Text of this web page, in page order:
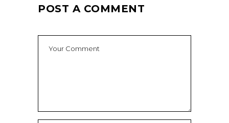
POST A COMMENT